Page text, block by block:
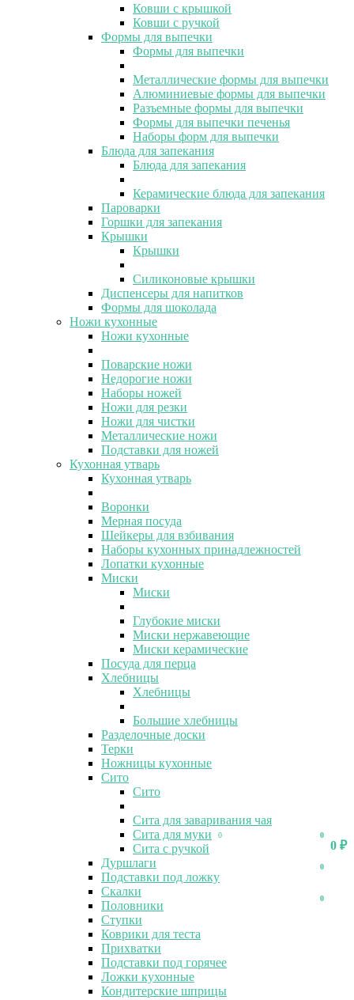
0
0 ₽
0
0
0
Ковши с крышкой
Ковши с ручкой
Формы для выпечки
Формы для выпечки
Металлические формы для выпечки
Алюминиевые формы для выпечки
Разъемные формы для выпечки
Формы для выпечки печенья
Наборы форм для выпечки
Блюда для запекания
Блюда для запекания
Керамические блюда для запекания
Пароварки
Горшки для запекания
Крышки
Крышки
Силиконовые крышки
Диспенсеры для напитков
Формы для шоколада
Ножи кухонные
Ножи кухонные
Поварские ножи
Недорогие ножи
Наборы ножей
Ножи для резки
Ножи для чистки
Металлические ножи
Подставки для ножей
Кухонная утварь
Кухонная утварь
Воронки
Мерная посуда
Шейкеры для взбивания
Наборы кухонных принадлежностей
Лопатки кухонные
Миски
Миски
Глубокие миски
Миски нержавеющие
Миски керамические
Посуда для перца
Хлебницы
Хлебницы
Большие хлебницы
Разделочные доски
Терки
Ножницы кухонные
Сито
Сито
Сита для заваривания чая
Сита для муки
Сита с ручкой
Дуршлаги
Подставки под ложку
Скалки
Половники
Ступки
Коврики для теста
Прихватки
Подставки под горячее
Ложки кухонные
Кондитерские шприцы